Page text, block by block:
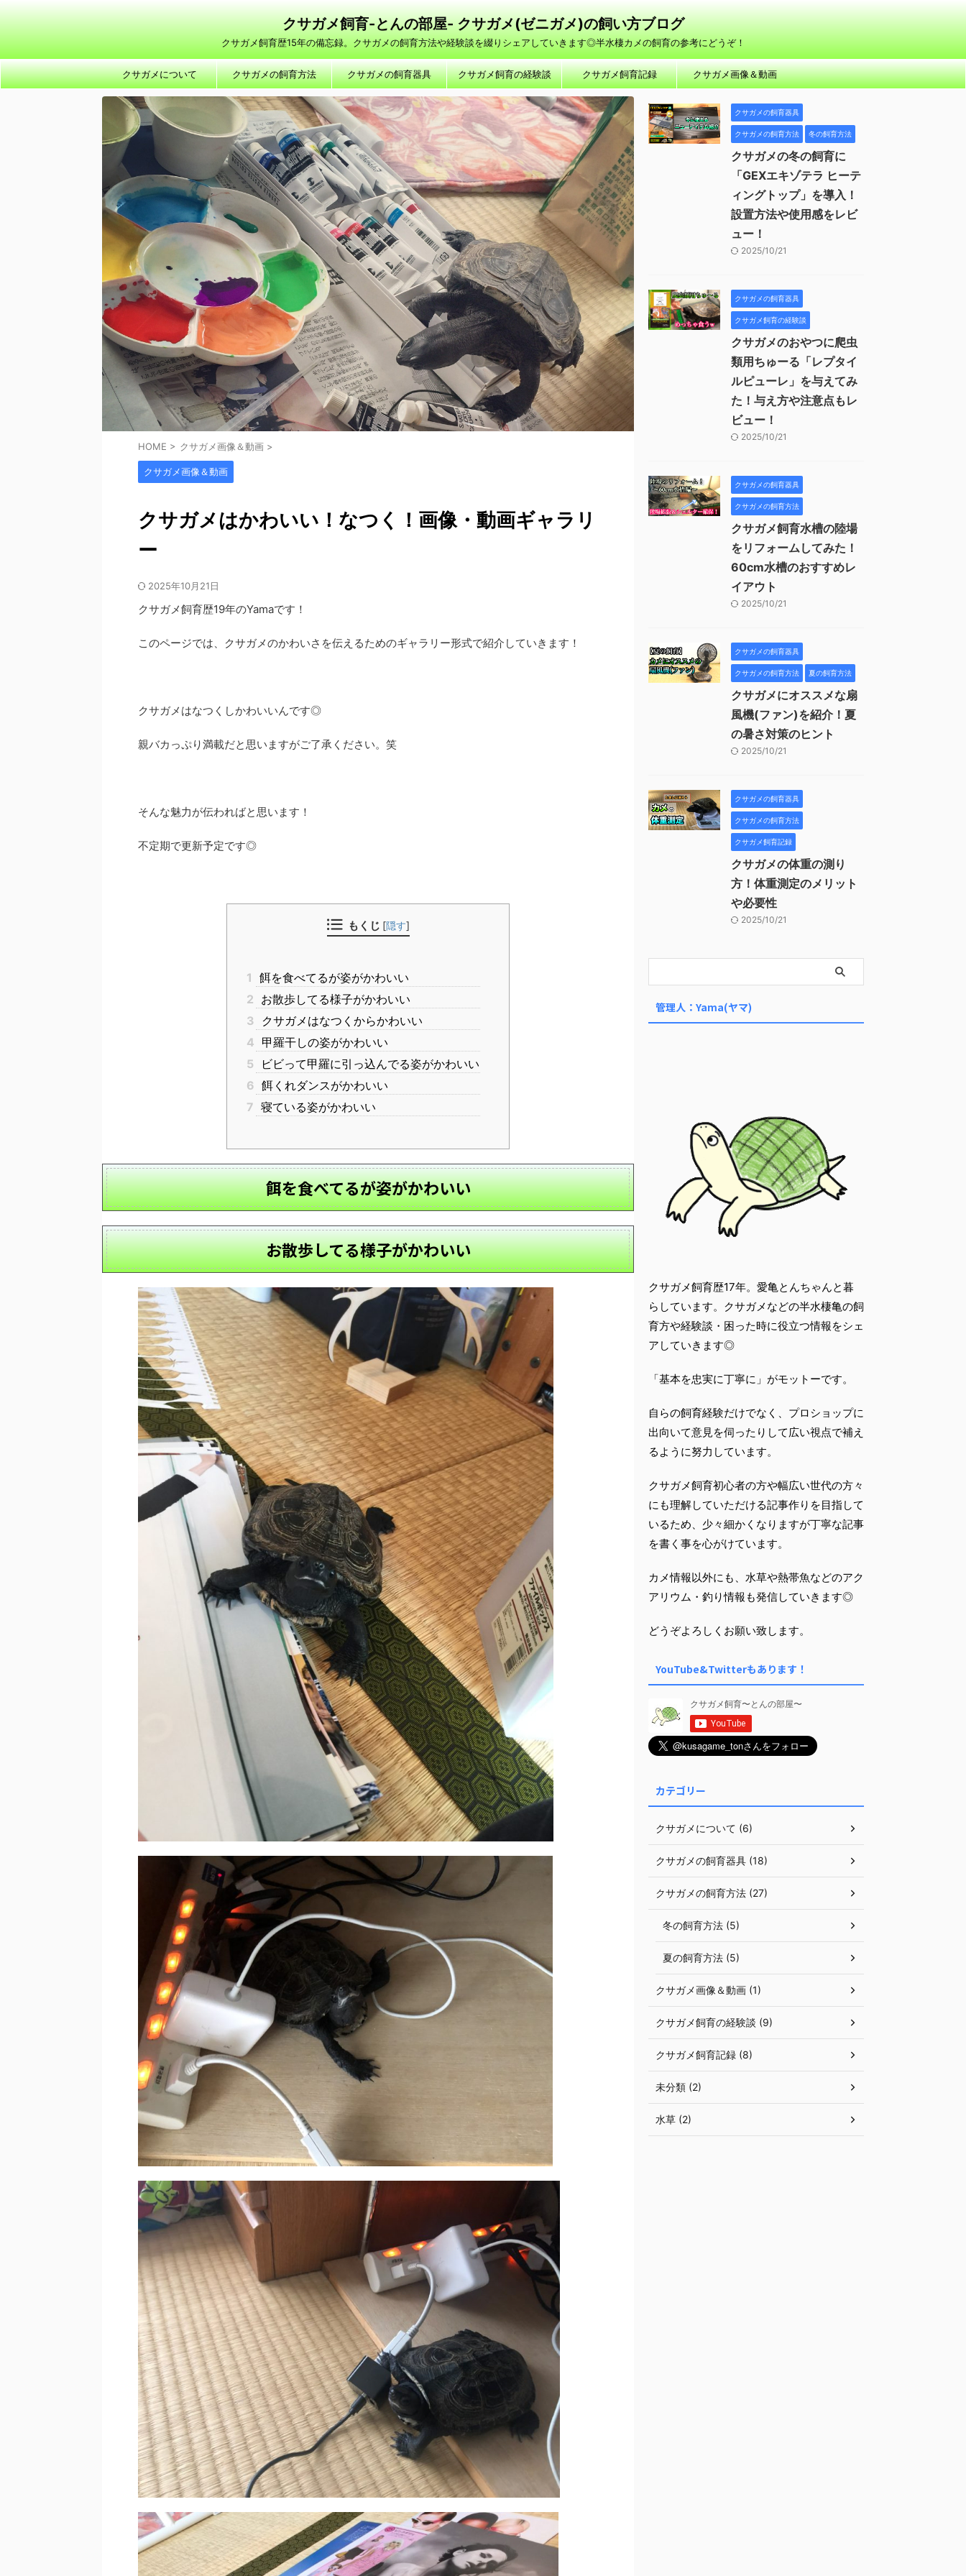
クサガメ飼育-とんの部屋- クサガメ(ゼニガメ)の飼い方ブログ
クサガメ飼育歴15年の備忘録。クサガメの飼育方法や経験談を綴りシェアしていきます◎半水棲カメの飼育の参考にどうぞ！
クサガメについて クサガメの飼育方法 クサガメの飼育器具 クサガメ飼育の経験談 クサガメ飼育記録 クサガメ画像＆動画
HOME > クサガメ画像＆動画 >
クサガメ画像＆動画
クサガメはかわいい！なつく！画像・動画ギャラリ
ー
2025年10月21日
クサガメ飼育歴19年のYamaです！
このページでは、クサガメのかわいさを伝えるためのギャラリー形式で紹介していきます！
クサガメはなつくしかわいいんです◎
親バカっぷり満載だと思いますがご了承ください。笑
そんな魅力が伝わればと思います！
不定期で更新予定です◎
もくじ [隠す]
1 餌を食べてるが姿がかわいい
2 お散歩してる様子がかわいい
3
クサガメはなつくからかわいい
4 甲羅干しの姿がかわいい
5
ビビって甲羅に引っ込んでる姿がかわいい
6 餌くれダンスがかわいい
7 寝ている姿がかわいい
餌を食べてるが姿がかわいい
お散歩してる様子がかわいい
クサガメの飼育器具
クサガメの飼育方法 冬の飼育方法
クサガメの冬の飼育に
「GEXエキゾテラ ヒーテ
ィングトップ」を導入！
設置方法や使用感をレビ
ュー！
2025/10/21
クサガメの飼育器具
クサガメ飼育の経験談
クサガメのおやつに爬虫
類用ちゅーる「レプタイ
ルピューレ」を与えてみ
た！与え方や注意点もレ
ビュー！
2025/10/21
クサガメの飼育器具
クサガメの飼育方法
クサガメ飼育水槽の陸場
をリフォームしてみた！
60cm水槽のおすすめレ
イアウト
2025/10/21
クサガメの飼育器具
クサガメの飼育方法 夏の飼育方法
クサガメにオススメな扇
風機(ファン)を紹介！夏
の暑さ対策のヒント
2025/10/21
クサガメの飼育器具
クサガメの飼育方法
クサガメ飼育記録
クサガメの体重の測り
方！体重測定のメリット
や必要性
2025/10/21
管理人：Yama(ヤマ)
クサガメ飼育歴17年。愛亀とんちゃんと暮
らしています。クサガメなどの半水棲亀の飼
育方や経験談・困った時に役立つ情報をシェ
アしていきます◎
「基本を忠実に丁寧に」がモットーです。
自らの飼育経験だけでなく、プロショップに
出向いて意見を伺ったりして広い視点で補え
るように努力しています。
クサガメ飼育初心者の方や幅広い世代の方々
にも理解していただける記事作りを目指して
いるため、少々細かくなりますが丁寧な記事
を書く事を心がけています。
カメ情報以外にも、水草や熱帯魚などのアク
アリウム・釣り情報も発信していきます◎
どうぞよろしくお願い致します。
YouTube&Twitterもあります！
カテゴリー
クサガメについて (6)
クサガメの飼育器具 (18)
クサガメの飼育方法 (27)
冬の飼育方法 (5)
夏の飼育方法 (5)
クサガメ画像＆動画 (1)
クサガメ飼育の経験談 (9)
クサガメ飼育記録 (8)
未分類 (2)
水草 (2)